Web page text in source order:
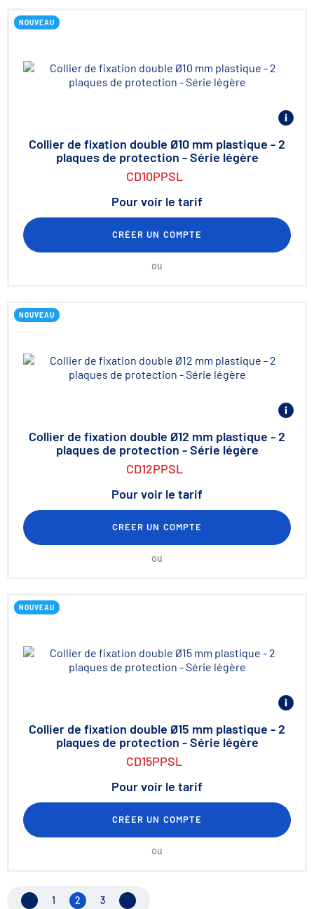
NOUVEAU
Collier de fixation double Ø10 mm plastique - 2
plaques de protection - Série légère
CD10PPSL
Pour voir le tarif
CRÉER UN COMPTE
ou
NOUVEAU
Collier de fixation double Ø12 mm plastique - 2
plaques de protection - Série légère
CD12PPSL
Pour voir le tarif
CRÉER UN COMPTE
ou
NOUVEAU
Collier de fixation double Ø15 mm plastique - 2
plaques de protection - Série légère
CD15PPSL
Pour voir le tarif
CRÉER UN COMPTE
ou
Page précédente
1 2 3 Page suivante